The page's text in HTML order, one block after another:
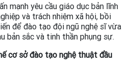
mạnh yêu cầu giáo dục bản lĩnh
và trách nhiệm xã hội, bồi
để đào tạo đội ngũ nghệ sĩ vừa
bản sắc và tinh thần phụng sự.
cơ sở đào tạo nghệ thuật đầu